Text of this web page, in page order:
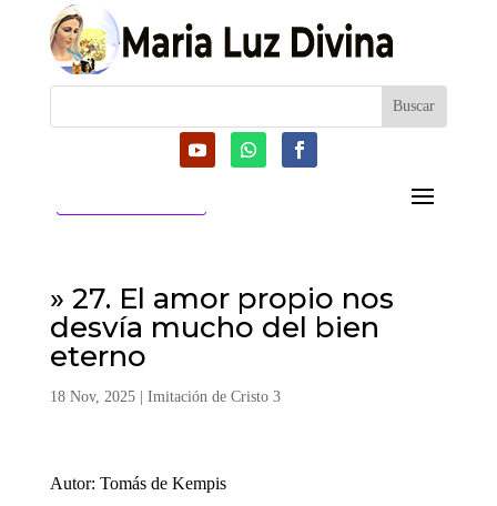
» 27. El amor propio nos
desvía mucho del bien
eterno
18 Nov, 2025| Imitación de Cristo 3
Autor: Tomás de Kempis